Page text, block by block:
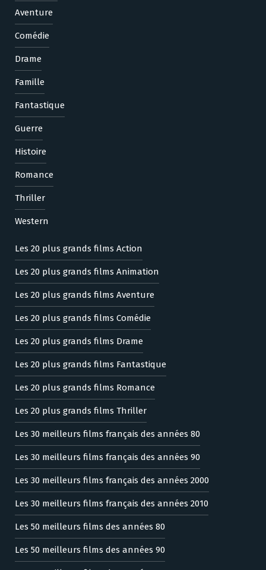
Aventure
Comédie
Drame
Famille
Fantastique
Guerre
Histoire
Romance
Thriller
Western
Les 20 plus grands films Action
Les 20 plus grands films Animation
Les 20 plus grands films Aventure
Les 20 plus grands films Comédie
Les 20 plus grands films Drame
Les 20 plus grands films Fantastique
Les 20 plus grands films Romance
Les 20 plus grands films Thriller
Les 30 meilleurs films français des années 80
Les 30 meilleurs films français des années 90
Les 30 meilleurs films français des années 2000
Les 30 meilleurs films français des années 2010
Les 50 meilleurs films des années 80
Les 50 meilleurs films des années 90